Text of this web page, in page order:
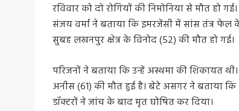
रविवार को दो रोगियों की निमोनिया से मौत हो
संजय वर्मा ने बताया कि इमरजेंसी में सांस तंत्र फेल
सुबह लखनपुर क्षेत्र के विनोद (52) की मौत हो गई।
परिजनों ने बताया कि उन्हें अस्थमा की शिकायत
अनीस (61) की मौत हुई है। बेटे असगर ने बताया
डॉक्टरों ने जांच के बाद मृत घोषित कर दिया।